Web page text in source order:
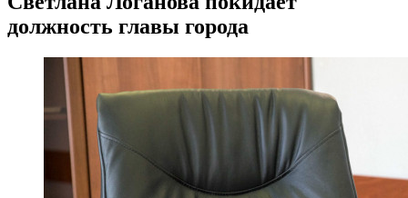
должность главы города